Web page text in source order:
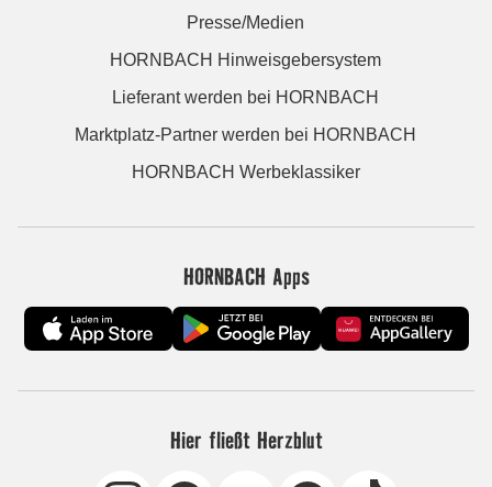
Presse/Medien
HORNBACH Hinweisgebersystem
Lieferant werden bei HORNBACH
Marktplatz-Partner werden bei HORNBACH
HORNBACH Werbeklassiker
HORNBACH Apps
Hier fließt Herzblut